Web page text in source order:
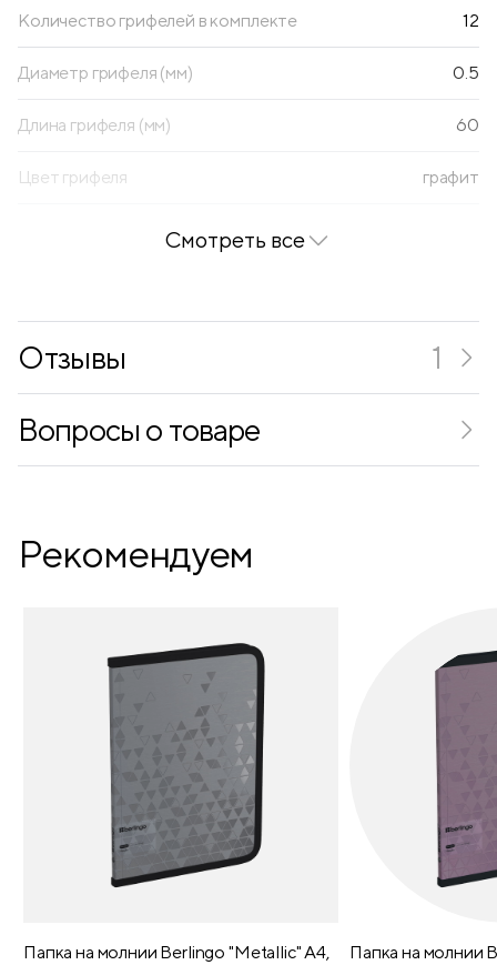
Количество грифелей в комплекте 12
Диаметр грифеля (мм) 0.5
Длина грифеля (мм) 60
Цвет грифеля графит
Смотреть все
Отзывы
1
Вопросы о товаре
Рекомендуем
Папка на молнии Berlingo "Metallic" А4,
Папка на молнии